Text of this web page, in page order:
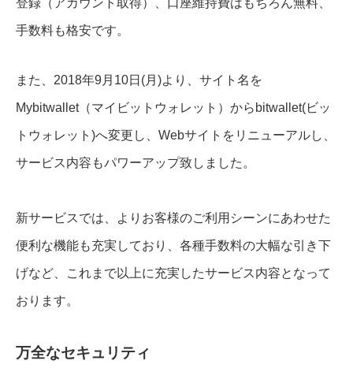
登録（アカウント取得）、口座維持費はもちろん無料、
手数料も格安です。
また、2018年9月10日(月)より、サイト名を
Mybitwallet（マイビットウォレット）からbitwallet(ビッ
トウォレット)へ変更し、Webサイトをリニューアルし、
サービス内容もパワーアップ致しました。
新サービスでは、よりお客様のご利用シーンにあわせた
便利な機能も充実しており、各種手数料の大幅な引き下
げなど、これまで以上に充実したサービス内容となって
おります。
万全なセキュリティ